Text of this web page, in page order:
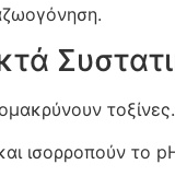
τοξίνες.
ισορροπούν το